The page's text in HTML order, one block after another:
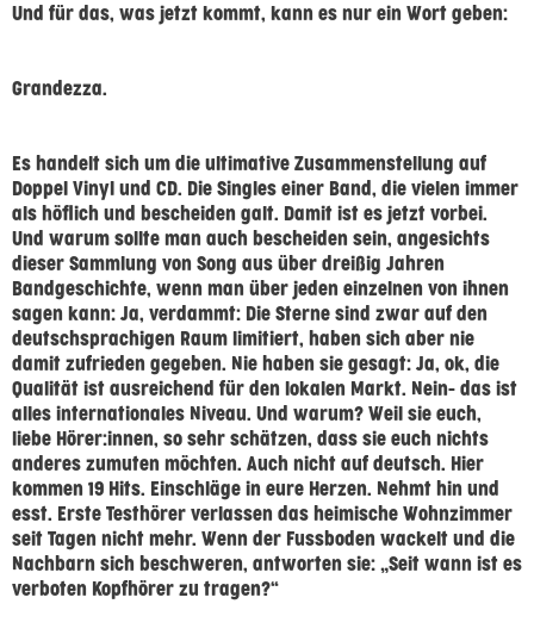
Und für das, was jetzt kommt, kann es nur ein Wort geben:
Grandezza.
Es handelt sich um die ultimative Zusammenstellung auf
Doppel Vinyl und CD. Die Singles einer Band, die vielen immer
als höflich und bescheiden galt. Damit ist es jetzt vorbei.
Und warum sollte man auch bescheiden sein, angesichts
dieser Sammlung von Song aus über dreißig Jahren
Bandgeschichte, wenn man über jeden einzelnen von ihnen
sagen kann: Ja, verdammt: Die Sterne sind zwar auf den
deutschsprachigen Raum limitiert, haben sich aber nie
damit zufrieden gegeben. Nie haben sie gesagt: Ja, ok, die
Qualität ist ausreichend für den lokalen Markt. Nein- das ist
alles internationales Niveau. Und warum? Weil sie euch,
liebe Hörer:innen, so sehr schätzen, dass sie euch nichts
anderes zumuten möchten. Auch nicht auf deutsch. Hier
kommen 19 Hits. Einschläge in eure Herzen. Nehmt hin und
esst. Erste Testhörer verlassen das heimische Wohnzimmer
seit Tagen nicht mehr. Wenn der Fussboden wackelt und die
Nachbarn sich beschweren, antworten sie: „Seit wann ist es
verboten Kopfhörer zu tragen?“